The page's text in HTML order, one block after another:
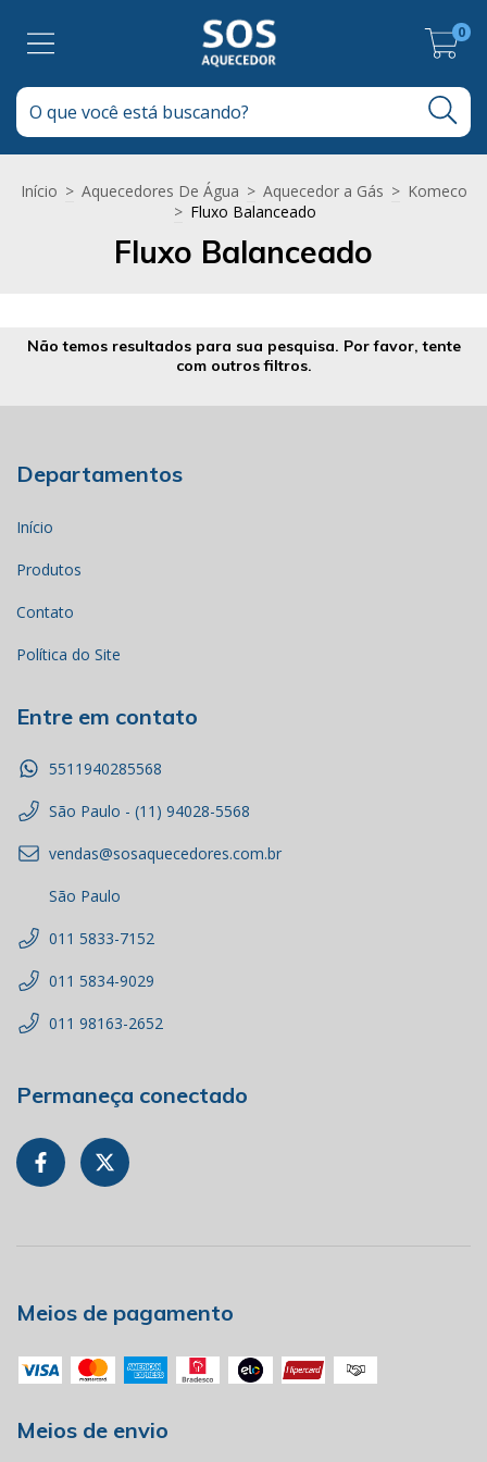
0
Início > Aquecedores De Água > Aquecedor a Gás > Komeco
> Fluxo Balanceado
Fluxo Balanceado
Não temos resultados para sua pesquisa. Por favor, tente
com outros filtros.
Departamentos
Início
Produtos
Contato
Política do Site
Entre em contato
5511940285568
São Paulo - (11) 94028-5568
vendas@sosaquecedores.com.br
São Paulo
011 5833-7152
011 5834-9029
011 98163-2652
Permaneça conectado
Meios de pagamento
Meios de envio